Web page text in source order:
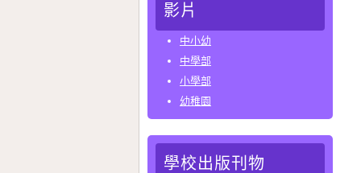
影片
中小幼
中學部
小學部
幼稚園
學校出版刊物